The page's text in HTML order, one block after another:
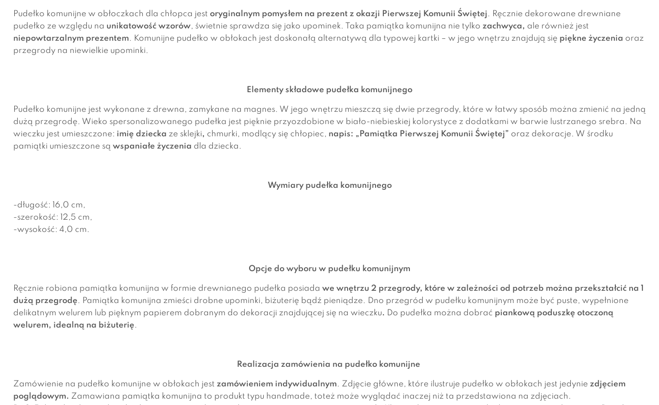
Pudełko komunijne w obłoczkach dla chłopca jest oryginalnym pomysłem na prezent z okazji Pierwszej Komunii Świętej. Ręcznie dekorowane drewniane
pudełko ze względu na unikatowość wzorów, świetnie sprawdza się jako upominek. Taka pamiątka komunijna nie tylko zachwyca, ale również jest
niepowtarzalnym prezentem. Komunijne pudełko w obłokach jest doskonałą alternatywą dla typowej kartki – w jego wnętrzu znajdują się piękne życzenia oraz
przegrody na niewielkie upominki.
Elementy składowe pudełka komunijnego
Pudełko komunijne jest wykonane z drewna, zamykane na magnes. W jego wnętrzu mieszczą się dwie przegrody, które w łatwy sposób można zmienić na jedną
dużą przegrodę. Wieko spersonalizowanego pudełka jest pięknie przyozdobione w biało-niebieskiej kolorystyce z dodatkami w barwie lustrzanego srebra. Na
wieczku jest umieszczone: imię dziecka ze sklejki, chmurki, modlący się chłopiec, napis: „Pamiątka Pierwszej Komunii Świętej” oraz dekoracje. W środku
pamiątki umieszczone są wspaniałe życzenia dla dziecka.
Wymiary pudełka komunijnego
-długość: 16,0 cm,
-szerokość: 12,5 cm,
-wysokość: 4,0 cm.
Opcje do wyboru w pudełku komunijnym
Ręcznie robiona pamiątka komunijna w formie drewnianego pudełka posiada we wnętrzu 2 przegrody, które w zależności od potrzeb można przekształcić na 1
dużą przegrodę. Pamiątka komunijna zmieści drobne upominki, biżuterię bądź pieniądze. Dno przegród w pudełku komunijnym może być puste, wypełnione
delikatnym welurem lub pięknym papierem dobranym do dekoracji znajdującej się na wieczku. Do pudełka można dobrać piankową poduszkę otoczoną
welurem, idealną na biżuterię.
Realizacja zamówienia na pudełko komunijne
Zamówienie na pudełko komunijne w obłokach jest zamówieniem indywidualnym. Zdjęcie główne, które ilustruje pudełko w obłokach jest jedynie zdjęciem
poglądowym. Zamawiana pamiątka komunijna to produkt typu handmade, toteż może wyglądać inaczej niż ta przedstawiona na zdjęciach.